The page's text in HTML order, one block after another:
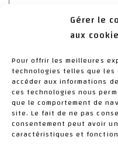
Gérer le
aux
Pour offrir les meilleures
technologies telles que
accéder aux informations
ces technologies nous
que le comportement de
site. Le fait de ne pas
consentement peut avoir
caractéristiques et
J’ai lu et j'accepte la
site. *
Accepter
> Déclaration de